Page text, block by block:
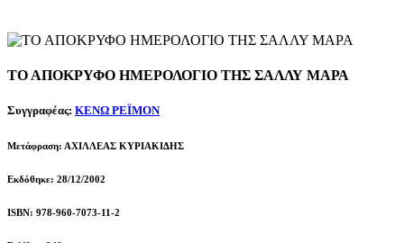
ΤΟ ΑΠΟΚΡΥΦΟ ΗΜΕΡΟΛΟΓΙΟ ΤΗΣ ΣΑΛΛΥ ΜΑΡΑ
Συγγραφέας: ΚΕΝΩ ΡΕΪΜΟΝ
Μετάφραση: ΑΧΙΛΛΕΑΣ ΚΥΡΙΑΚΙΔΗΣ
Εκδόθηκε: 28/12/2002
ISBN: 978-960-7073-11-2